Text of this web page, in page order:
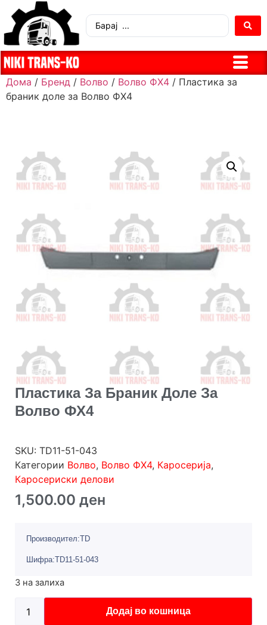
Дома / Бренд / Волво / Волво ФХ4 / Пластика за
браник доле за Волво ФХ4
Пластика За Браник Доле За
Волво ФХ4
SKU: TD11-51-043
Категории Волво, Волво ФХ4, Каросерија,
Каросериски делови
1,500.00 ден
Производител:TD
Шифра:TD11-51-043
3 на залиха
Додај во кошница